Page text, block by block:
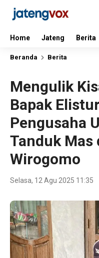
Home Jateng Berita
Beranda Berita
Mengulik
Bapak
Pengusaha
Tanduk Mas
Wirogomo
Selasa, 12 Agu 2025 11:35